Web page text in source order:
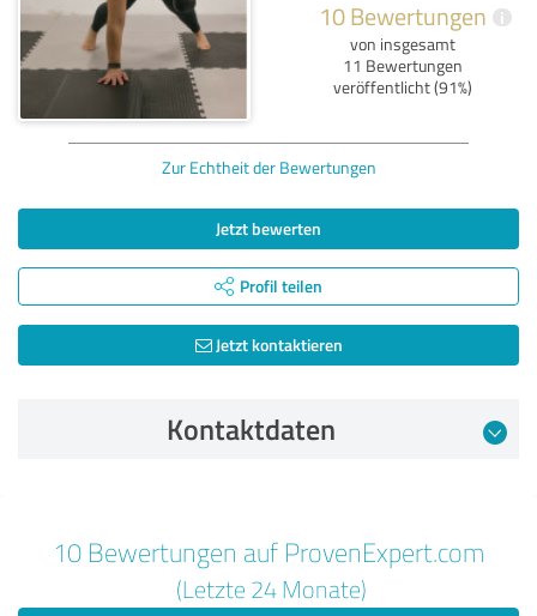
10 Bewertungen i
von insgesamt
11 Bewertungen
veröffentlicht (91%)
Zur Echtheit der Bewertungen
Jetzt bewerten
Profil teilen
Jetzt kontaktieren
Kontaktdaten
10 Bewertungen auf ProvenExpert.com
(Letzte 24 Monate)